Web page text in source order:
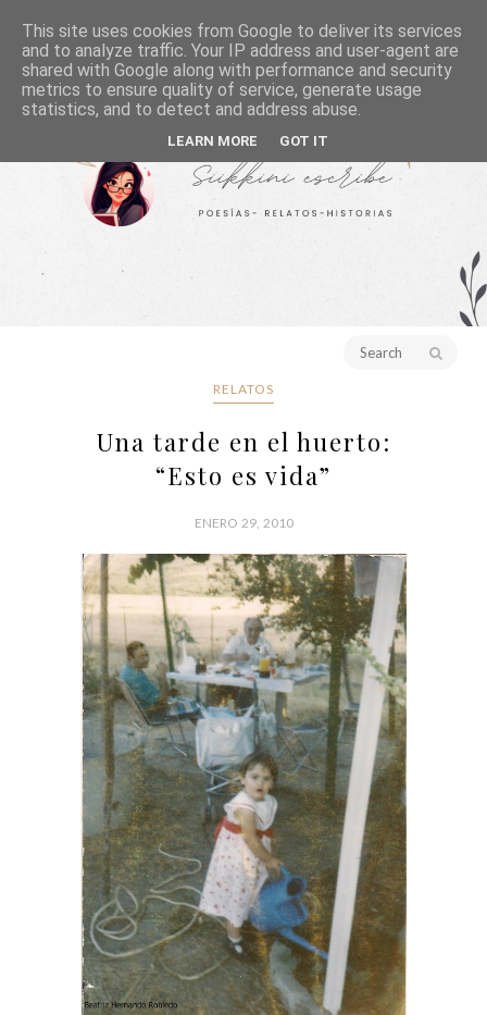
RELATOS
Una tarde en el huerto:
“Esto es vida”
ENERO 29, 2010
This site uses cookies from Google to deliver its services
and to analyze traffic. Your IP address and user-agent are
shared with Google along with performance and security
metrics to ensure quality of service, generate usage
statistics, and to detect and address abuse.
LEARN MORE GOT IT